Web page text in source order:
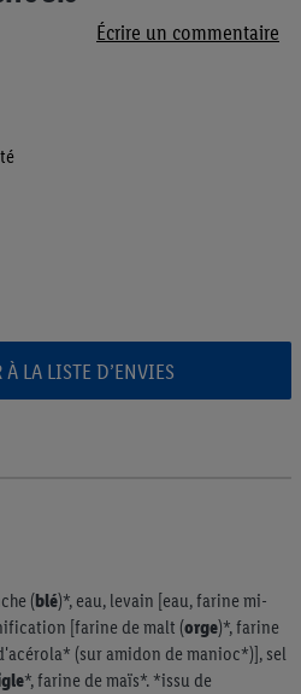
Écrire un commentaire
À LA LISTE D’ENVIES
(blé)*, eau, levain [eau, farine mi-
[farine de malt (orge)*, farine
(sur amidon de manioc*)], sel
*, farine de maïs*. *issu de